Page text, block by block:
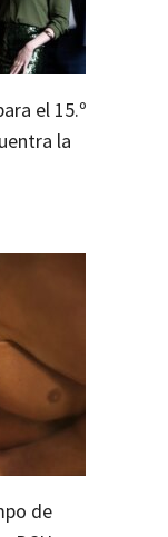
el 15.º
la
de